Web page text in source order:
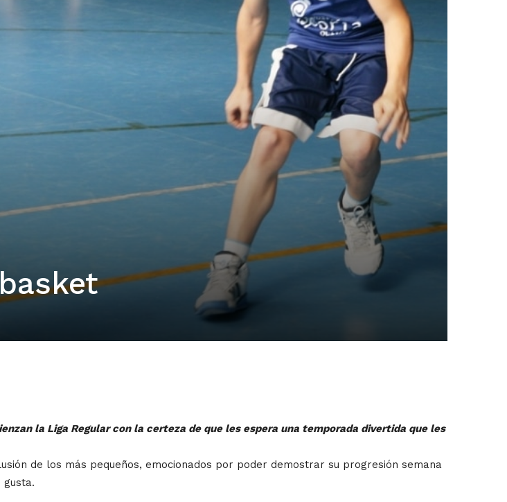
la Liga Regular con la certeza de que les espera una temporada divertida que les
de los más pequeños, emocionados por poder demostrar su progresión semana